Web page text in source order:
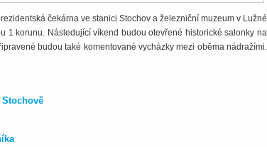
čekárna ve stanici Stochov a železniční muzeum v Lužné
1 korunu. Následující víkend budou otevřené historické salonky na
budou také komentované vycházky mezi oběma nádražími.
Stochově